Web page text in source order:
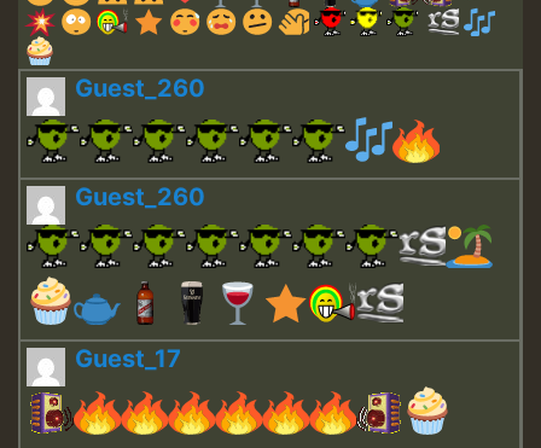
Guest_260
Guest_260
Guest_17